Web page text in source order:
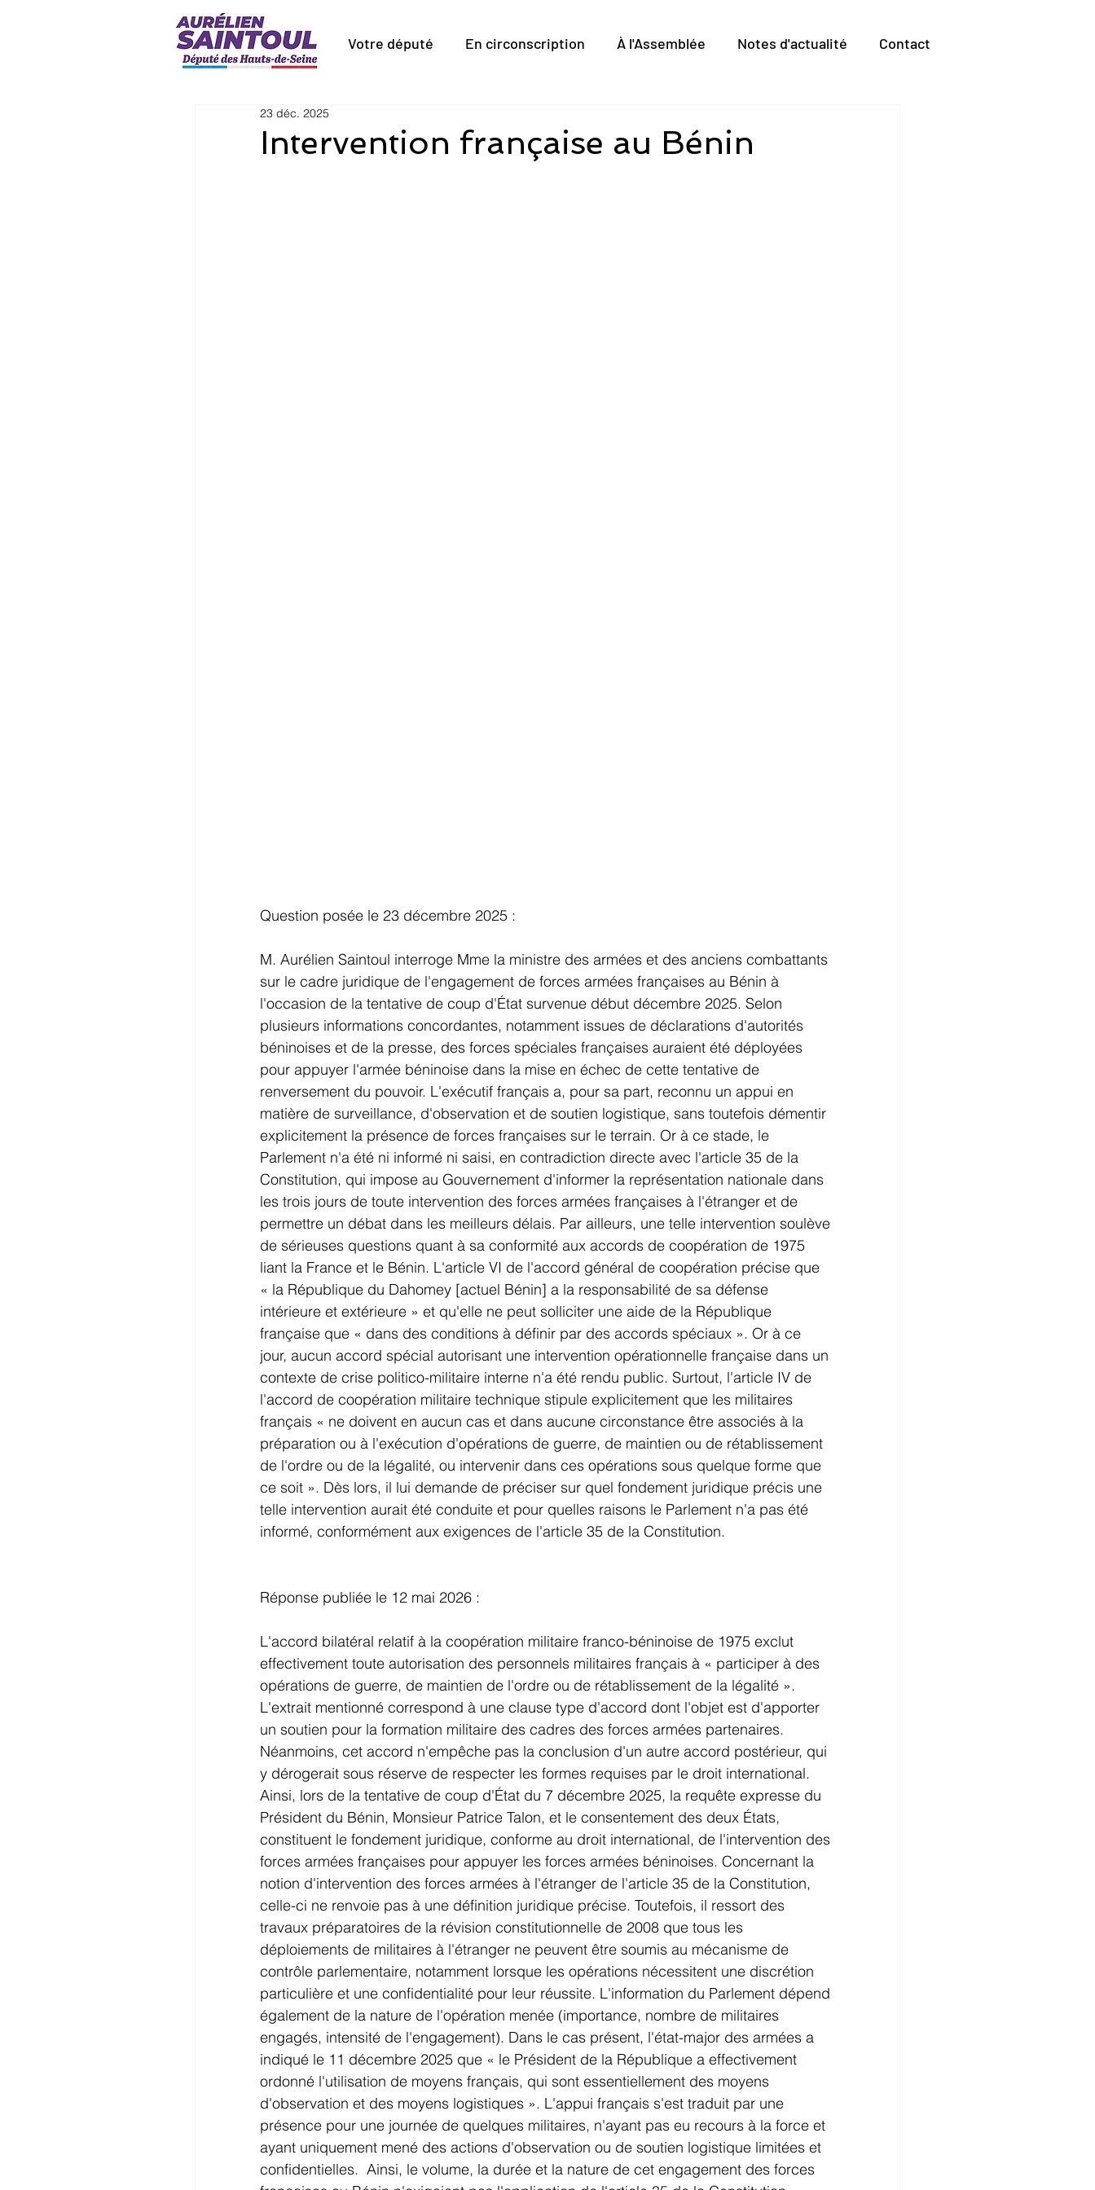
Votre député En circonscription À l'Assemblée Notes d'actualité Contact
Intervention française au Bénin
23 déc. 2025
Question posée le 23 décembre 2025 :
M. Aurélien Saintoul interroge Mme la ministre des armées et des anciens combattants
sur le cadre juridique de l'engagement de forces armées françaises au Bénin à
l'occasion de la tentative de coup d'État survenue début décembre 2025. Selon
plusieurs informations concordantes, notamment issues de déclarations d'autorités
béninoises et de la presse, des forces spéciales françaises auraient été déployées
pour appuyer l'armée béninoise dans la mise en échec de cette tentative de
renversement du pouvoir. L'exécutif français a, pour sa part, reconnu un appui en
matière de surveillance, d'observation et de soutien logistique, sans toutefois démentir
explicitement la présence de forces françaises sur le terrain. Or à ce stade, le
Parlement n'a été ni informé ni saisi, en contradiction directe avec l'article 35 de la
Constitution, qui impose au Gouvernement d'informer la représentation nationale dans
les trois jours de toute intervention des forces armées françaises à l'étranger et de
permettre un débat dans les meilleurs délais. Par ailleurs, une telle intervention soulève
de sérieuses questions quant à sa conformité aux accords de coopération de 1975
liant la France et le Bénin. L'article VI de l'accord général de coopération précise que
« la République du Dahomey [actuel Bénin] a la responsabilité de sa défense
intérieure et extérieure » et qu'elle ne peut solliciter une aide de la République
française que « dans des conditions à définir par des accords spéciaux ». Or à ce
jour, aucun accord spécial autorisant une intervention opérationnelle française dans un
contexte de crise politico-militaire interne n'a été rendu public. Surtout, l'article IV de
l'accord de coopération militaire technique stipule explicitement que les militaires
français « ne doivent en aucun cas et dans aucune circonstance être associés à la
préparation ou à l'exécution d'opérations de guerre, de maintien ou de rétablissement
de l'ordre ou de la légalité, ou intervenir dans ces opérations sous quelque forme que
ce soit ». Dès lors, il lui demande de préciser sur quel fondement juridique précis une
telle intervention aurait été conduite et pour quelles raisons le Parlement n'a pas été
informé, conformément aux exigences de l'article 35 de la Constitution.
Réponse publiée le 12 mai 2026 :
L'accord bilatéral relatif à la coopération militaire franco-béninoise de 1975 exclut
effectivement toute autorisation des personnels militaires français à « participer à des
opérations de guerre, de maintien de l'ordre ou de rétablissement de la légalité ».
L'extrait mentionné correspond à une clause type d'accord dont l'objet est d'apporter
un soutien pour la formation militaire des cadres des forces armées partenaires.
Néanmoins, cet accord n'empêche pas la conclusion d'un autre accord postérieur, qui
y dérogerait sous réserve de respecter les formes requises par le droit international.
Ainsi, lors de la tentative de coup d'État du 7 décembre 2025, la requête expresse du
Président du Bénin, Monsieur Patrice Talon, et le consentement des deux États,
constituent le fondement juridique, conforme au droit international, de l'intervention des
forces armées françaises pour appuyer les forces armées béninoises. Concernant la
notion d'intervention des forces armées à l'étranger de l'article 35 de la Constitution,
celle-ci ne renvoie pas à une définition juridique précise. Toutefois, il ressort des
travaux préparatoires de la révision constitutionnelle de 2008 que tous les
déploiements de militaires à l'étranger ne peuvent être soumis au mécanisme de
contrôle parlementaire, notamment lorsque les opérations nécessitent une discrétion
particulière et une confidentialité pour leur réussite. L'information du Parlement dépend
également de la nature de l'opération menée (importance, nombre de militaires
engagés, intensité de l'engagement). Dans le cas présent, l'état-major des armées a
indiqué le 11 décembre 2025 que « le Président de la République a effectivement
ordonné l'utilisation de moyens français, qui sont essentiellement des moyens
d'observation et des moyens logistiques ». L'appui français s'est traduit par une
présence pour une journée de quelques militaires, n'ayant pas eu recours à la force et
ayant uniquement mené des actions d'observation ou de soutien logistique limitées et
confidentielles.  Ainsi, le volume, la durée et la nature de cet engagement des forces